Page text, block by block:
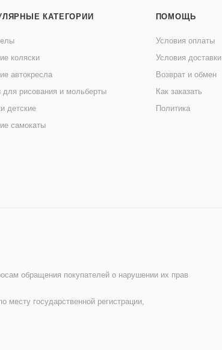
КАТЕГОРИИ
коляски
автокресла
для рисования и мольберты
детские
самокаты
ПОМОЩЬ
Условия оплаты
Условия доставки
Возврат и обмен
Как заказать
Политика
обращения покупателей о нарушении их прав
месту государственной регистрации,